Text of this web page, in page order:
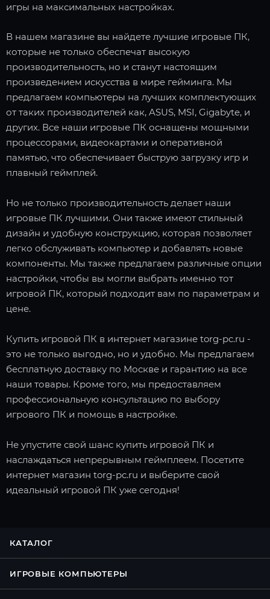
игры на максимальных настройках.
В нашем магазине вы найдете лучшие игровые ПК,
которые не только обеспечат высокую
производительность, но и станут настоящим
произведением искусства в мире гейминга. Мы
предлагаем компьютеры на лучших комплектующих
от таких производителей как, ASUS, MSI, Gigabyte, и
других. Все наши игровые ПК оснащены мощными
процессорами, видеокартами и оперативной
памятью, что обеспечивает быструю загрузку игр и
плавный геймплей.
Но не только производительность делает наши
игровые ПК лучшими. Они также имеют стильный
дизайн и удобную конструкцию, которая позволяет
легко обслуживать компьютер и добавлять новые
компоненты. Мы также предлагаем различные опции
настройки, чтобы вы могли выбрать именно тот
игровой ПК, который подходит вам по параметрам и
цене.
Купить игровой ПК в интернет магазине torg-pc.ru -
это не только выгодно, но и удобно. Мы предлагаем
бесплатную доставку по Москве и гарантию на все
наши товары. Кроме того, мы предоставляем
профессиональную консультацию по выбору
игрового ПК и помощь в настройке.
Не упустите свой шанс купить игровой ПК и
наслаждаться непрерывным геймплеем. Посетите
интернет магазин torg-pc.ru и выберите свой
идеальный игровой ПК уже сегодня!
КАТАЛОГ
ИГРОВЫЕ КОМПЬЮТЕРЫ